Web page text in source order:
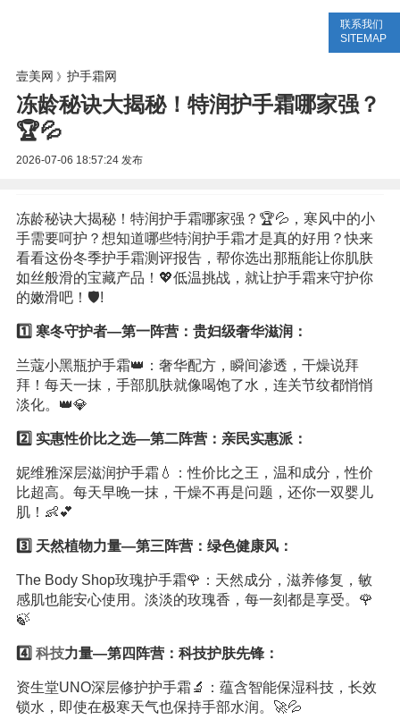
联系我们
SITEMAP
壹美网 》 护手霜网
冻龄秘诀大揭秘！特润护手霜哪家强？
🏆💦
2026-07-06 18:57:24发布
冻龄秘诀大揭秘！特润护手霜哪家强？🏆💦，寒风中的小
手需要呵护？想知道哪些特润护手霜才是真的好用？快来
看看这份冬季护手霜测评报告，帮你选出那瓶能让你肌肤
如丝般滑的宝藏产品！💖低温挑战，就让护手霜来守护你
的嫩滑吧！🛡️!
1️⃣ 寒冬守护者—第一阵营：贵妇级奢华滋润：
兰蔻小黑瓶护手霜👑：奢华配方，瞬间渗透，干燥说拜
拜！每天一抹，手部肌肤就像喝饱了水，连关节纹都悄悄
淡化。👑💎
2️⃣ 实惠性价比之选—第二阵营：亲民实惠派：
妮维雅深层滋润护手霜💧：性价比之王，温和成分，性价
比超高。每天早晚一抹，干燥不再是问题，还你一双婴儿
肌！👶💕
3️⃣ 天然植物力量—第三阵营：绿色健康风：
The Body Shop玫瑰护手霜🌹：天然成分，滋养修复，敏
感肌也能安心使用。淡淡的玫瑰香，每一刻都是享受。🌹
🍃
4️⃣ 科技力量—第四阵营：科技护肤先锋：
资生堂UNO深层修护护手霜🔬：蕴含智能保湿科技，长效
锁水，即使在极寒天气也保持手部水润。🚀💦